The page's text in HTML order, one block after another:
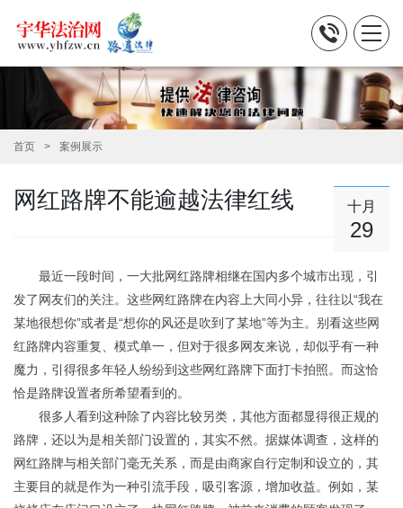
首页 案例展示
网红路牌不能逾越法律红线 十月
29
最近一段时间，一大批网红路牌相继在国内多个城市出现，引
发了网友们的关注。这些网红路牌在内容上大同小异，往往以“我在
某地很想你”或者是“想你的风还是吹到了某地”等为主。别看这些网
红路牌内容重复、模式单一，但对于很多网友来说，却似乎有一种
魔力，引得很多年轻人纷纷到这些网红路牌下面打卡拍照。而这恰
恰是路牌设置者所希望看到的。
很多人看到这种除了内容比较另类，其他方面都显得很正规的
路牌，还以为是相关部门设置的，其实不然。据媒体调查，这样的
网红路牌与相关部门毫无关系，而是由商家自行定制和设立的，其
主要目的就是作为一种引流手段，吸引客源，增加收益。例如，某